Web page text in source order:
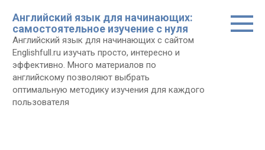
контенту
Английский язык для начинающих:
самостоятельное изучение с нуля
Английский язык для начинающих с сайтом
Еnglishfull.ru изучать просто, интересно и
эффективно. Много материалов по
английскому позволяют выбрать
оптимальную методику изучения для каждого
пользователя